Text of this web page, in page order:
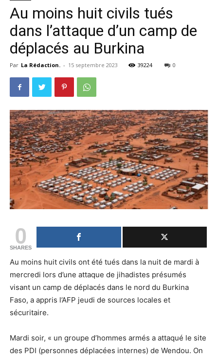
Au moins huit civils tués
dans l’attaque d’un camp de
déplacés au Burkina
Par La Rédaction. - 15 septembre 2023 39224 0
0
SHARES
Au moins huit civils ont été tués dans la nuit de mardi à
mercredi lors d’une attaque de jihadistes présumés
visant un camp de déplacés dans le nord du Burkina
Faso, a appris l’AFP jeudi de sources locales et
sécuritaire.
Mardi soir, « un groupe d’hommes armés a attaqué le site
des PDI (personnes déplacées internes) de Wendou. On